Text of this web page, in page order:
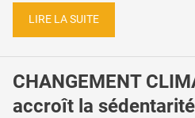
LIRE LA SUITE
CHANGEMENT
accroît la